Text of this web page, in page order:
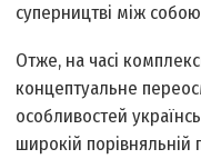
суперництві між
Отже, на часі
концептуальне
особливостей
широкій порівняльній